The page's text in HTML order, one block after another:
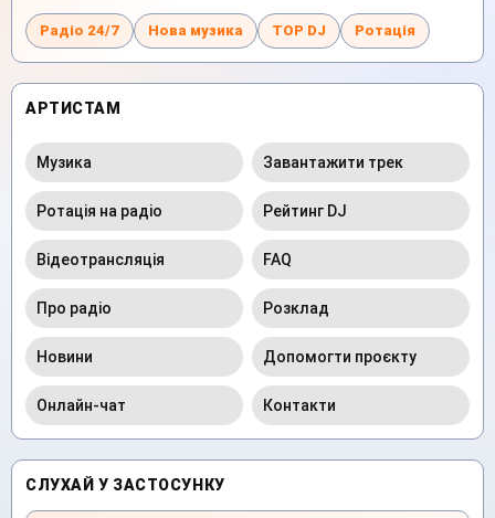
Радіо 24/7 Нова музика TOP DJ Ротація
АРТИСТАМ
Музика Завантажити трек
Ротація на радіо Рейтинг DJ
Відеотрансляція FAQ
Про радіо Розклад
Новини Допомогти проєкту
Онлайн-чат Контакти
СЛУХАЙ У ЗАСТОСУНКУ